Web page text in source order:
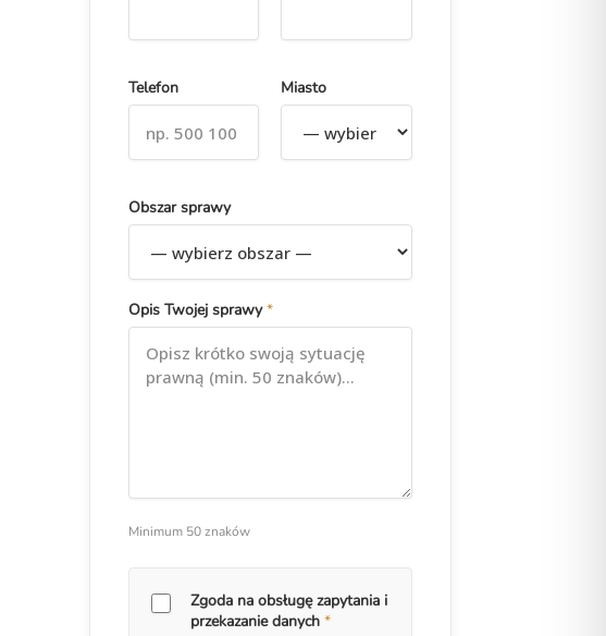
Telefon Miasto
Obszar sprawy
Opis Twojej sprawy*
Minimum 50 znaków
Zgoda na obsługę zapytania i
przekazanie danych *